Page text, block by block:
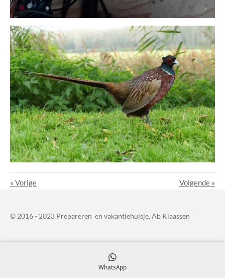
« Vorige Volgende »
© 2016 - 2023 Prepareren en vakantiehuisje, Ab Klaassen
WhatsApp